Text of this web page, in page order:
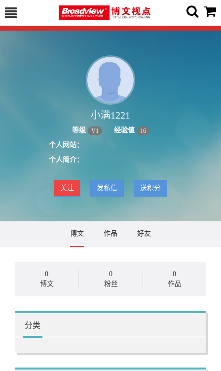
小满1221
等级 V1 经验值 16
个人网站：
个人简介：
关注 发私信 送积分
博文 作品 好友
0
博文
0
粉丝
0
作品
分类